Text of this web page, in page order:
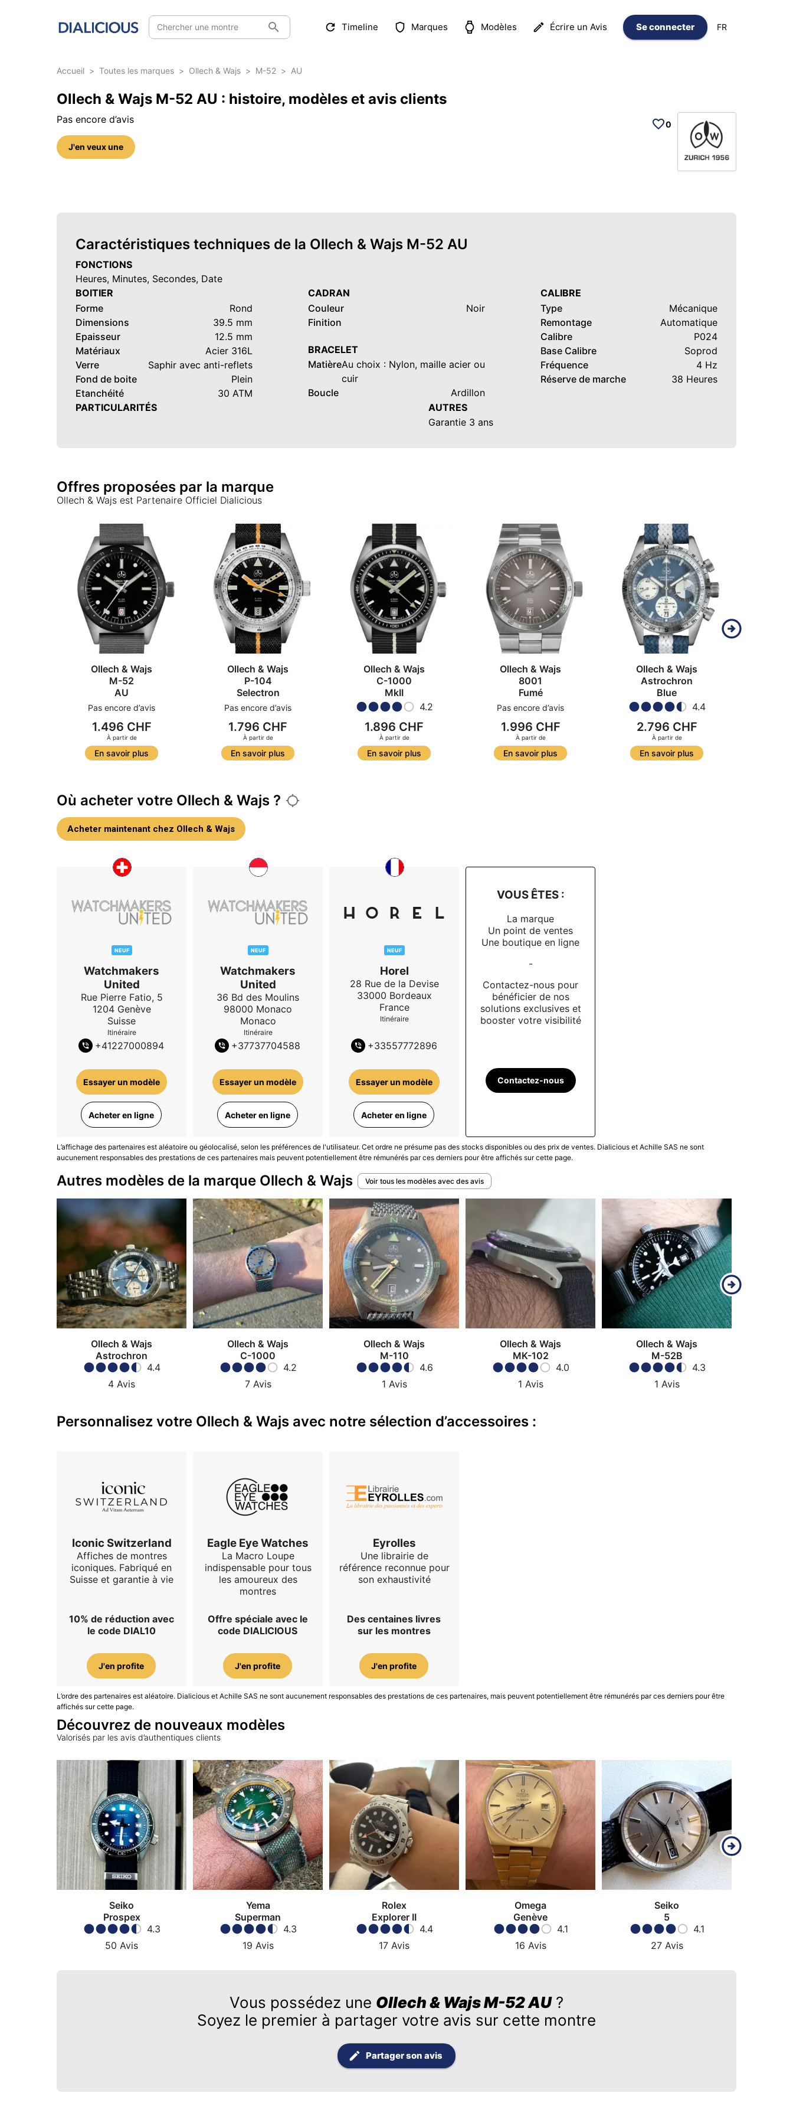
Chercher une montre Timeline Marques Modèles Écrire un Avis Se connecter FR
Accueil > Toutes les marques > Ollech & Wajs > M-52 > AU
Ollech & Wajs M-52 AU : histoire, modèles et avis clients
Pas encore d’avis
J'en veux une
0
Caractéristiques techniques de la Ollech & Wajs M-52 AU
FONCTIONS
Heures, Minutes, Secondes, Date
BOITIER
Forme
Rond
Dimensions
39.5 mm
Epaisseur
12.5 mm
Matériaux
Acier 316L
Verre
Saphir avec anti-reflets
Fond de boite
Plein
Etanchéité
30 ATM
CADRAN
Couleur
Noir
Finition
BRACELET
MatièreAu choix : Nylon, maille acier ou
cuir
Boucle
Ardillon
CALIBRE
Type
Mécanique
Remontage
Automatique
Calibre
P024
Base Calibre
Soprod
Fréquence
4 Hz
Réserve de marche
38 Heures
PARTICULARITÉS
AUTRES
Garantie 3 ans
Offres proposées par la marque
Ollech & Wajs est Partenaire Officiel Dialicious
Ollech & Wajs
M-52
AU
Pas encore d’avis
1.496 CHF
À partir de
En savoir plus
Ollech & Wajs
P-104
Selectron
Pas encore d’avis
1.796 CHF
À partir de
En savoir plus
Ollech & Wajs
C-1000
MkII
4.2
1.896 CHF
À partir de
En savoir plus
Ollech & Wajs
8001
Fumé
Pas encore d’avis
1.996 CHF
À partir de
En savoir plus
Ollech & Wajs
Astrochron
Blue
4.4
2.796 CHF
À partir de
En savoir plus
Où acheter votre Ollech & Wajs ?
Acheter maintenant chez Ollech & Wajs
NEUF
Watchmakers
United
Rue Pierre Fatio, 5
1204 Genève
Suisse
Itinéraire
+41227000894
Essayer un modèle
Acheter en ligne
NEUF
Watchmakers
United
36 Bd des Moulins
98000 Monaco
Monaco
Itinéraire
+37737704588
Essayer un modèle
Acheter en ligne
NEUF
Horel
28 Rue de la Devise
33000 Bordeaux
France
Itinéraire
+33557772896
Essayer un modèle
Acheter en ligne
VOUS ÊTES :
La marque
Un point de ventes
Une boutique en ligne
-
Contactez-nous pour
bénéficier de nos
solutions exclusives et
booster votre visibilité
Contactez-nous
L’affichage des partenaires est aléatoire ou géolocalisé, selon les préférences de l'utilisateur. Cet ordre ne présume pas des stocks disponibles ou des prix de ventes. Dialicious et Achille SAS ne sont
aucunement responsables des prestations de ces partenaires mais peuvent potentiellement être rémunérés par ces derniers pour être affichés sur cette page.
Autres modèles de la marque Ollech & Wajs Voir tous les modèles avec des avis
Ollech & Wajs
Astrochron
4.4
4 Avis
Ollech & Wajs
C-1000
4.2
7 Avis
Ollech & Wajs
M-110
4.6
1 Avis
Ollech & Wajs
MK-102
4.0
1 Avis
Ollech & Wajs
M-52B
4.3
1 Avis
Personnalisez votre Ollech & Wajs avec notre sélection d’accessoires :
Iconic Switzerland
Affiches de montres
iconiques. Fabriqué en
Suisse et garantie à vie
10% de réduction avec
le code DIAL10
J'en profite
Eagle Eye Watches
La Macro Loupe
indispensable pour tous
les amoureux des
montres
Offre spéciale avec le
code DIALICIOUS
J'en profite
Eyrolles
Une librairie de
référence reconnue pour
son exhaustivité
Des centaines livres
sur les montres
J'en profite
L’ordre des partenaires est aléatoire. Dialicious et Achille SAS ne sont aucunement responsables des prestations de ces partenaires, mais peuvent potentiellement être rémunérés par ces derniers pour être
affichés sur cette page.
Découvrez de nouveaux modèles
Valorisés par les avis d’authentiques clients
Seiko
Prospex
4.3
50 Avis
Yema
Superman
4.3
19 Avis
Rolex
Explorer II
4.4
17 Avis
Omega
Genève
4.1
16 Avis
Seiko
5
4.1
27 Avis
Vous possédez une Ollech & Wajs M-52 AU?
Soyez le premier à partager votre avis sur cette montre
Partager son avis